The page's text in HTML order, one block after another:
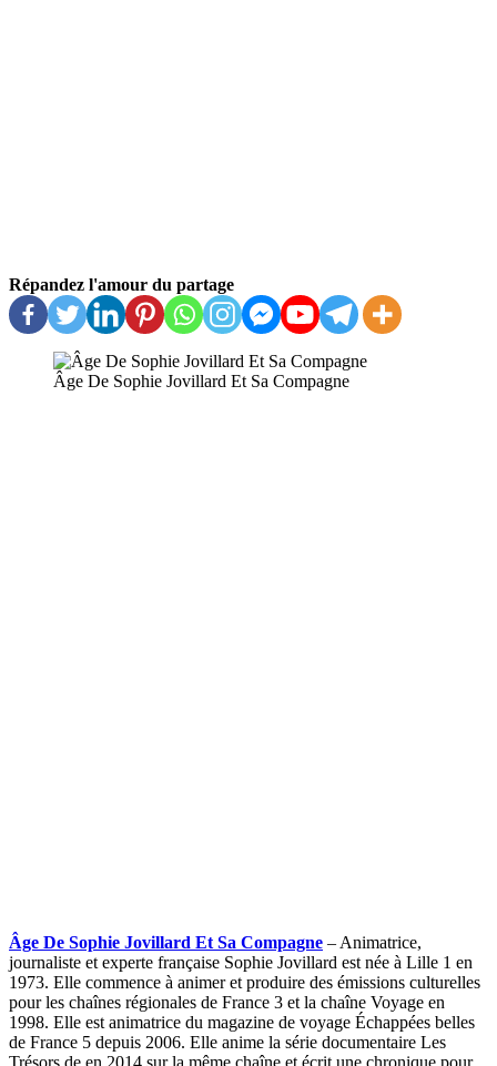
Répandez l'amour du partage
Âge De Sophie Jovillard Et Sa Compagne
Âge De Sophie Jovillard Et Sa Compagne – Animatrice,
journaliste et experte française Sophie Jovillard est née à Lille 1 en
1973. Elle commence à animer et produire des émissions culturelles
pour les chaînes régionales de France 3 et la chaîne Voyage en
1998. Elle est animatrice du magazine de voyage Échappées belles
de France 5 depuis 2006. Elle anime la série documentaire Les